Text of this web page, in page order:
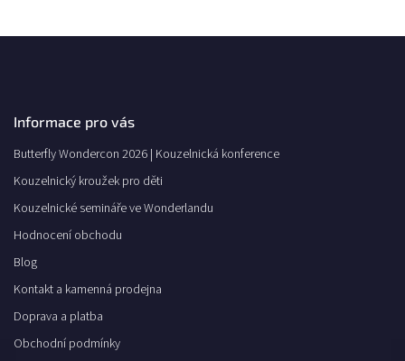
Informace pro vás
Butterfly Wondercon 2026 | Kouzelnická konference
Kouzelnický kroužek pro děti
Kouzelnické semináře ve Wonderlandu
Hodnocení obchodu
Blog
Kontakt a kamenná prodejna
Doprava a platba
Obchodní podmínky